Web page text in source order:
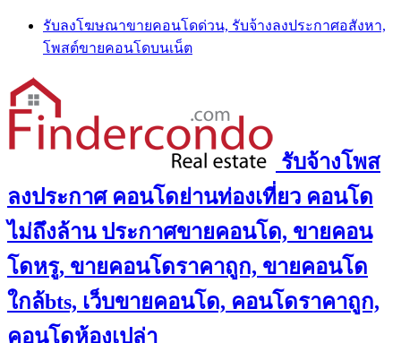
Skip
content
รับลงโฆษณาขายคอนโดด่วน, รับจ้างลงประกาศอสังหา,
โพสต์ขายคอนโดบนเน็ต
รับจ้างโพส
ลงประกาศ คอนโดย่านท่องเที่ยว คอนโด
ไม่ถึงล้าน ประกาศขายคอนโด, ขายคอน
โดหรู, ขายคอนโดราคาถูก, ขายคอนโด
ใกล้bts, เว็บขายคอนโด, คอนโดราคาถูก,
คอนโดห้องเปล่า